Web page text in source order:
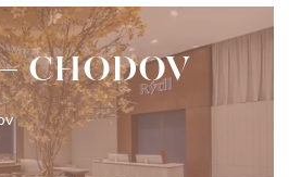
CHODOV